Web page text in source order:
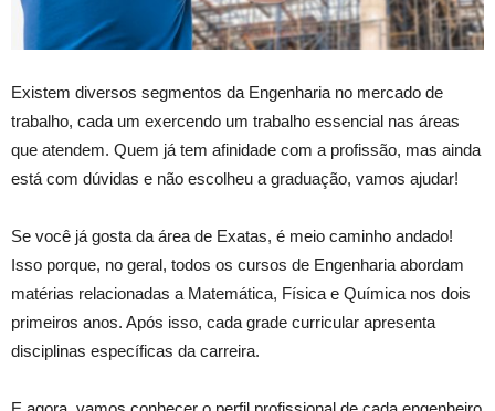
Existem diversos segmentos da Engenharia no mercado de
trabalho, cada um exercendo um trabalho essencial nas áreas
que atendem. Quem já tem afinidade com a profissão, mas ainda
está com dúvidas e não escolheu a graduação, vamos ajudar!
Se você já gosta da área de Exatas, é meio caminho andado!
Isso porque, no geral, todos os cursos de Engenharia abordam
matérias relacionadas a Matemática, Física e Química nos dois
primeiros anos. Após isso, cada grade curricular apresenta
disciplinas específicas da carreira.